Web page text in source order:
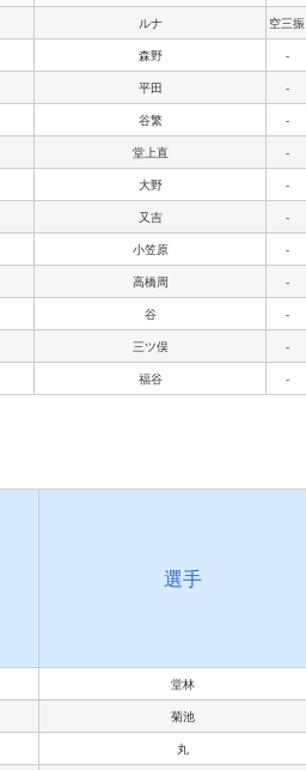
ルナ
空三振
森野
-
平田
-
谷繁
-
堂上直
-
大野
-
又吉
-
小笠原
-
高橋周
-
谷
-
三ツ俣
-
福谷 -
選手
堂林
菊池
丸